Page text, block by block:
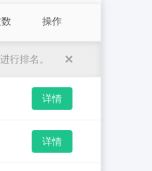
操作
行排名。
详情
详情